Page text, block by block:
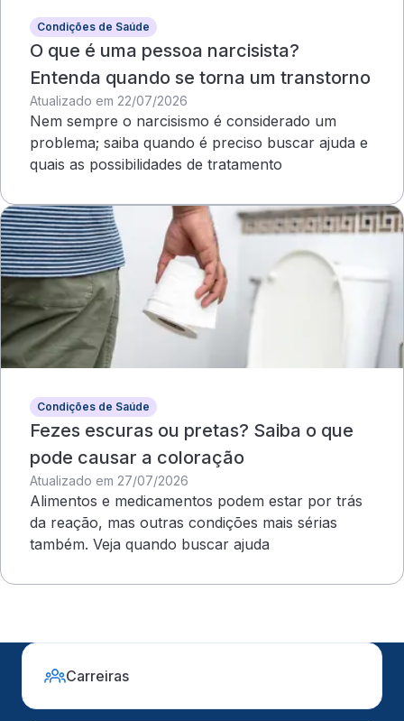
Condições de Saúde
O que é uma pessoa narcisista?
Entenda quando se torna um transtorno
Atualizado em 22/07/2026
Nem sempre o narcisismo é considerado um
problema; saiba quando é preciso buscar ajuda e
quais as possibilidades de tratamento
Condições de Saúde
Fezes escuras ou pretas? Saiba o que
pode causar a coloração
Atualizado em 27/07/2026
Alimentos e medicamentos podem estar por trás
da reação, mas outras condições mais sérias
também. Veja quando buscar ajuda
Carreiras